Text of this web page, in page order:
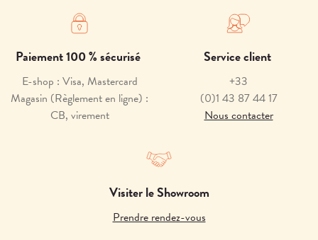
Paiement 100 % sécurisé
E-shop : Visa, Mastercard
Magasin (Règlement en ligne) :
CB, virement
Service client
+33
(0)1 43 87 44 17
Nous contacter
Visiter le Showroom
Prendre rendez-vous